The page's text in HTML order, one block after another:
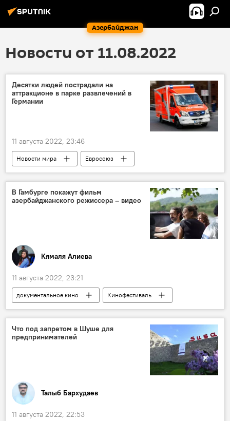
Азербайджан
Новости от 11.08.2022
Десятки людей пострадали на
аттракционе в парке развлечений в
Германии
11 августа 2022, 23:46
Новости мира
Евросоюз
Аттракционы
Германия
Столкновение
Раненые
В Гамбурге покажут фильм
азербайджанского режиссера – видео
Кямаля Алиева
11 августа 2022, 23:21
документальное кино
Кинофестиваль
Германия
Гамбург DokuBaku
Что под запретом в Шуше для
предпринимателей
Талыб Бархудаев
11 августа 2022, 22:53